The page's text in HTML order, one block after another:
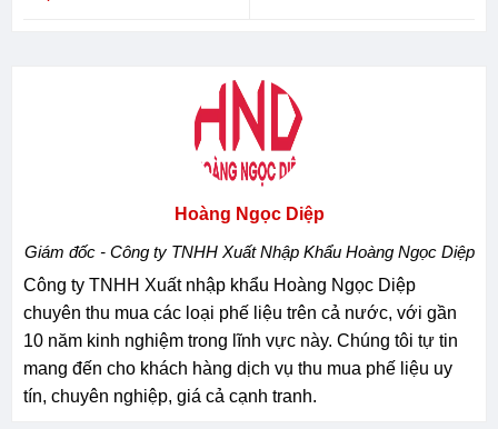
Hoàng Ngọc Diệp
Giám đốc - Công ty TNHH Xuất Nhập Khẩu Hoàng Ngọc Diệp
Công ty TNHH Xuất nhập khẩu Hoàng Ngọc Diệp
chuyên thu mua các loại phế liệu trên cả nước, với gần
10 năm kinh nghiệm trong lĩnh vực này. Chúng tôi tự tin
mang đến cho khách hàng dịch vụ thu mua phế liệu uy
tín, chuyên nghiệp, giá cả cạnh tranh.